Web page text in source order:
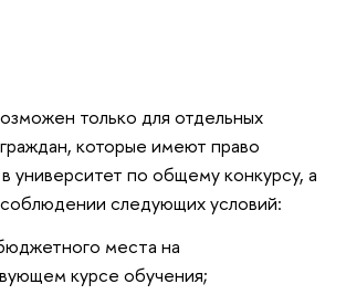
только для отдельных
которые имеют право
университет по общему конкурсу, а
следующих условий:
места на
курсе обучения;